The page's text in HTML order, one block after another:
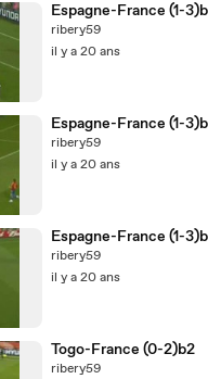
Espagne-France (1-
ribery59
il y a 20 ans
Espagne-France (1-
ribery59
il y a 20 ans
Espagne-France (1-
ribery59
il y a 20 ans
Togo-France (0-2)b2
ribery59